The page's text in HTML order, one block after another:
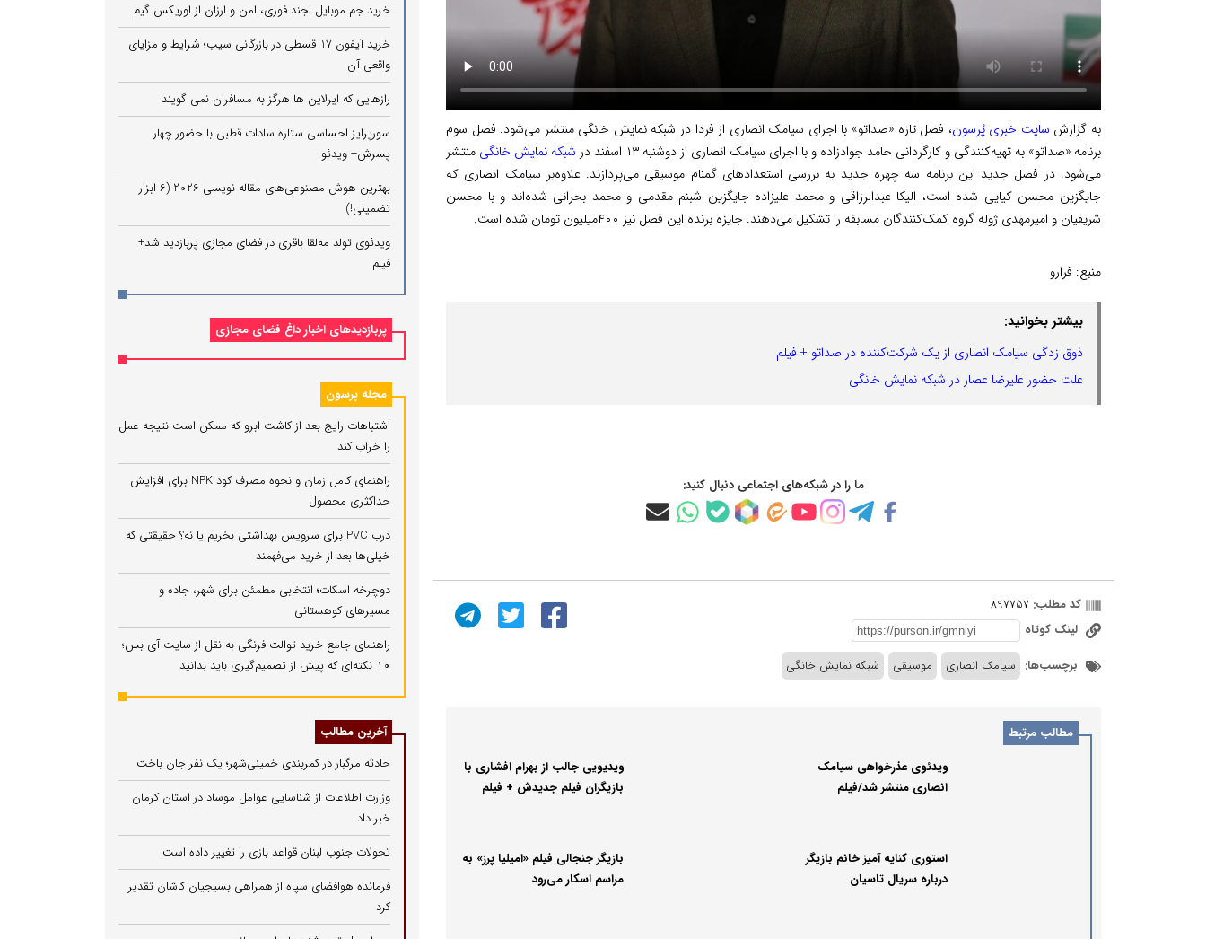
به گزارش سایت خبری پُرسون، فصل تازه «صداتو» با اجرای سیامک انصاری از فردا در شبکه نمایش خانگی منتشر می‌شود. فصل سوم
برنامه «صداتو» به تهیه‌کنندگی و کارگردانی حامد جوادزاده و با اجرای سیامک انصاری از دوشنبه ۱۳ اسفند در
شبکه نمایش خانگی منتشر
می‌شود. در فصل جدید این برنامه سه چهره جدید به بررسی استعداد‌های گمنام موسیقی می‌پردازند. علاوه‌بر سیامک انصاری که
جایگزین محسن کیایی شده است، الیکا عبدالرزاقی و محمد علیزاده جایگزین شبنم مقدمی و محمد بحرانی شده‌اند و با محسن
شریفیان و امیرمهدی ژوله گروه کمک‌کنندگان مسابقه را تشکیل می‌دهند. جایزه برنده این فصل نیز ۴۰۰میلیون تومان شده است.
منبع: فرارو
بیشتر بخوانید:
ذوق زدگی سیامک انصاری از یک شرکت‌کننده در صداتو + فیلم
علت حضور علیرضا عصار در شبکه نمایش خانگی
ما را در شبکه‌های اجتماعی دنبال کنید:
کد مطلب: 897757
لینک کوتاه
برچسب‌ها: سیامک انصاری موسیقی شبکه نمایش خانگی
مطالب مرتبط
ویدئوی عذرخواهی سیامک
انصاری منتشر شد/فیلم
ویدیویی جالب از بهرام افشاری با
بازیگران فیلم جدیدش + فیلم
استوری کنایه آمیز خانم بازیگر
درباره سریال تاسیان
بازیگر جنجالی فیلم «امیلیا پرز» به
مراسم اسکار می‌رود
خرید جم موبایل لجند فوری، امن و ارزان از اوریکس گیم
خرید آیفون 17 قسطی در بازرگانی سیب؛ شرایط و مزایای
واقعی آن
رازهایی که ایرلاین ‌ها هرگز به مسافران نمی‌ گویند
سورپرایز احساسی ستاره سادات قطبی با حضور چهار
پسرش+ ویدئو
بهترین هوش مصنوعی‌های مقاله نویسی 2026 (6 ابزار
تضمینی!)
ویدئوی تولد مه‌لقا باقری در فضای مجازی پربازدید شد+
فیلم
پربازدیدهای اخبار داغ فضای مجازی
مجله پرسون
اشتباهات رایج بعد از کاشت ابرو که ممکن است نتیجه عمل
را خراب کند
راهنمای کامل زمان و نحوه مصرف کود NPK برای افزایش
حداکثری محصول
درب PVC برای سرویس بهداشتی بخریم یا نه؟ حقیقتی که
خیلی‌ها بعد از خرید می‌فهمند
دوچرخه اسکات؛ انتخابی مطمئن برای شهر، جاده و
مسیرهای کوهستانی
راهنمای جامع خرید توالت فرنگی به نقل از سایت آی بس؛
۱۰ نکته‌ای که پیش از تصمیم‌گیری باید بدانید
آخرین مطالب
حادثه مرگبار در کمربندی خمینی‌شهر؛ یک نفر جان باخت
وزارت اطلاعات از شناسایی عوامل موساد در استان کرمان
خبر داد
تحولات جنوب لبنان قواعد بازی را تغییر داده است
فرمانده هوافضای سپاه از همراهی بسیجیان کاشان تقدیر
کرد